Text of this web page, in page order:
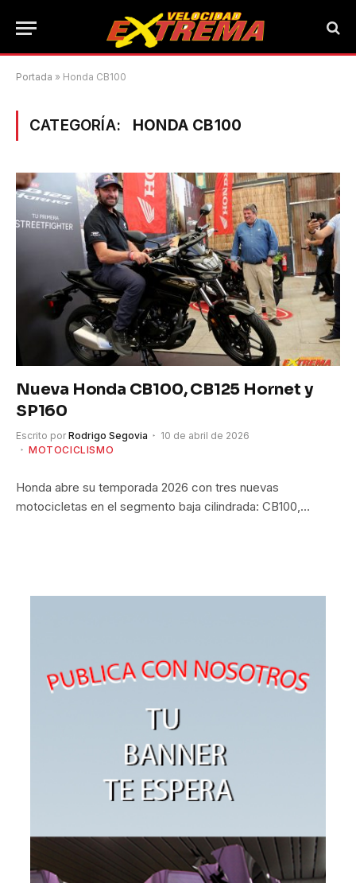
Portada » Honda CB100
CATEGORÍA: HONDA CB100
Nueva Honda CB100, CB125 Hornet y
SP160
Escrito por Rodrigo Segovia
10 de abril de 2026
MOTOCICLISMO
Honda abre su temporada 2026 con tres nuevas
motocicletas en el segmento baja cilindrada: CB100,…